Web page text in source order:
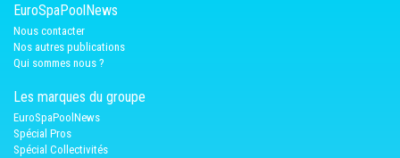
EuroSpaPoolNews
Nous contacter
Nos autres publications
Qui sommes nous ?
Les marques du groupe
EuroSpaPoolNews
Spécial Pros
Spécial Collectivités